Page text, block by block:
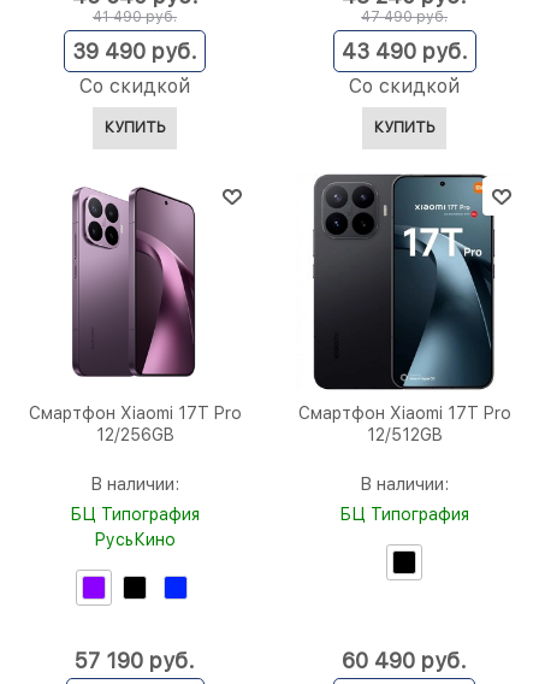
41 490 руб.
39 490 руб.
Со скидкой
КУПИТЬ
47 490 руб.
43 490 руб.
Со скидкой
КУПИТЬ
Смартфон Xiaomi 17T Pro
12/256GB
В наличии:
БЦ Типография
РусьКино
57 190 руб.
Смартфон Xiaomi 17T Pro
12/512GB
В наличии:
БЦ Типография
60 490 руб.